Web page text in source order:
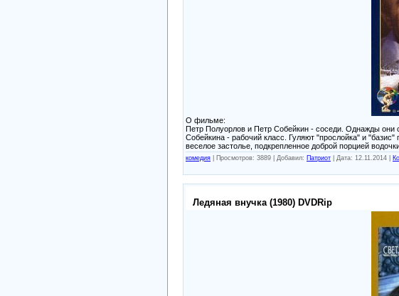
О фильме:
Петр Полуорлов и Петр Собейкин - соседи. Однажды они
Собейкина - рабочий класс. Гуляют "прослойка" и
веселое застолье, подкрепленное доброй порцией
комедия Просмотров: 3889 | Добавил: Патриот Дата: 12.11.2014
Ледяная внучка (1980) DVDRip